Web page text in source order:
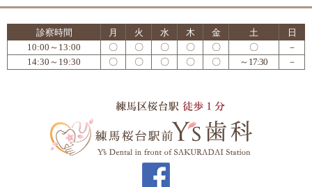
診察時間 月 火 水 木 金 土
日
10:00～13:00
〇 〇 〇 〇 〇 〇
－
14:30～19:30
〇 〇 〇 〇 〇 ～17:30 －